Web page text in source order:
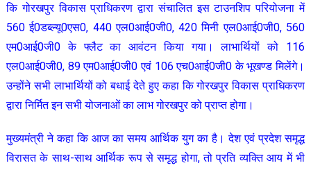
कि गोरखपुर विकास प्राधिकरण द्वारा संचालित इस टाउनशिप परियोजना में
560 ई0डब्ल्यू0एस0, 440 एल0आई0जी0, 420 मिनी एल0आई0जी0, 560
एम0आई0जी0 के फ्लैट का आवंटन किया गया। लाभार्थियों को 116
एल0आई0जी0, 89 एम0आई0जी0 एवं 106 एच0आई0जी0 के भूखण्ड मिलेंगे।
उन्होंने सभी लाभार्थियों को बधाई देते हुए कहा कि गोरखपुर विकास प्राधिकरण
द्वारा निर्मित इन सभी योजनाओं का लाभ गोरखपुर को प्राप्त होगा।
मुख्यमंत्री ने कहा कि आज का समय आर्थिक युग का है। देश एवं प्रदेश समृद्ध
विरासत के साथ-साथ आर्थिक रूप से समृद्ध होगा, तो प्रति व्यक्ति आय में भी